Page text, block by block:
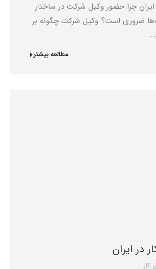
چرا حضور وکیل شرکت در ساختار
ضروری است؟ وکیل شرکت چگونه بر
مطالعه بیشتر
در ایران
کار